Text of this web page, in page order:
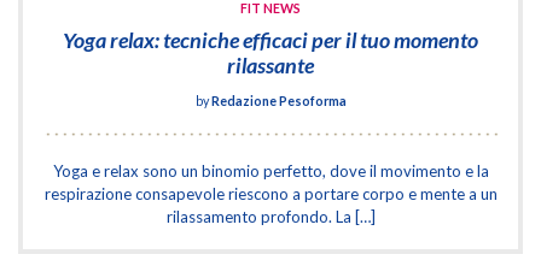
FIT NEWS
Yoga relax: tecniche efficaci per il tuo momento
rilassante
byRedazione Pesoforma
Yoga e relax sono un binomio perfetto, dove il movimento e la
respirazione consapevole riescono a portare corpo e mente a un
rilassamento profondo. La […]